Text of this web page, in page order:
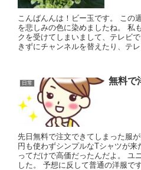
こんばんんは！ビー玉です。 この
を悲しみの色に染めましたね。 私
クを受けてしまいまして、テレビ
きずにチャンネルを替えたり、テ
日常 無料で
先日無料で注文できてしまった服
円も使わずシンプルなTシャツが
ってだけで高価だったんだよ。 ユ
した。 予想に反して普通の洋服で